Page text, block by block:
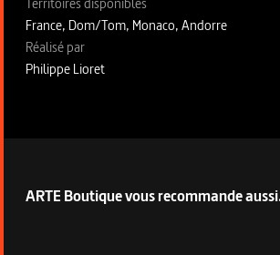
France, Dom/Tom, Monaco, Andorre
Fiche technique section droite
Réalisé par
Philippe Lioret
ARTE Boutique vous recommande